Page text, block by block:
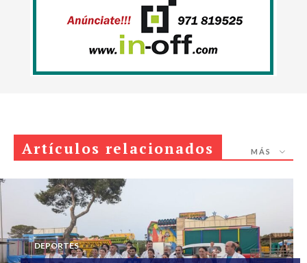
Artículos relacionados MÁS
DEPORTES